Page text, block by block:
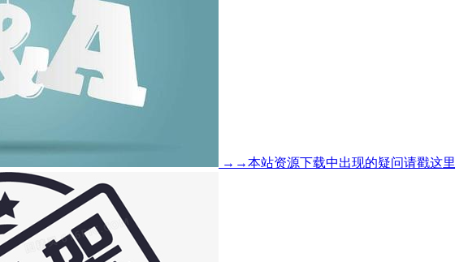
→→本站资源下载中出现的疑问请戳这里